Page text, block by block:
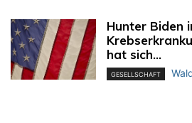
Hunter Biden
hat sich...
GESELLSCHAFT